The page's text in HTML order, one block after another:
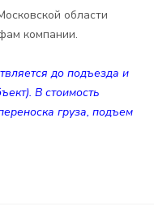
области
компании.
до подъезда и
В стоимость
груза, подъем